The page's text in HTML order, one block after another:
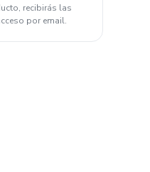
recibirás las
por email.